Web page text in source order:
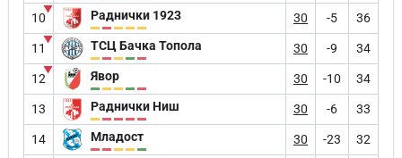
10
▼ Раднички 1923 30 -5 36
11
▼ ТСЦ Бачка Топола 30 -9 34
12
▼ Явор 30 -10 34
13 Раднички Ниш 30 -6 33
14 Младост 30 -23 32